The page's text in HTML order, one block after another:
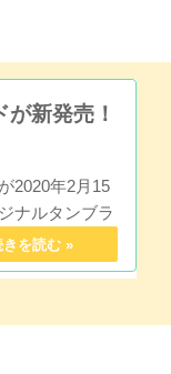
新発売！
2020年2月15
ナルタンブラ
とめてお届